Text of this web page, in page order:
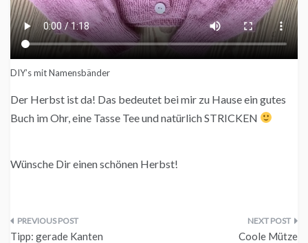
DIY’s mit Namensbänder
Der Herbst ist da! Das bedeutet bei mir zu Hause ein gutes
Buch im Ohr, eine Tasse Tee und natürlich STRICKEN
Wünsche Dir einen schönen Herbst!
Beitragsnavigation
Tipp: gerade Kanten Coole Mütze